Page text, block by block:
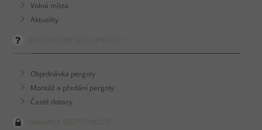
Volná místa
Aktuality
JAK FUNGUJE SPOLUPRÁCE?
Objednávka pergoly
Montáž a předání pergoly
Časté dotazy
GARANCE BEZPEČNOSTI